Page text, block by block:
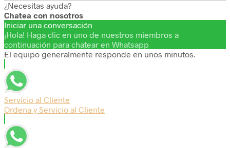
¿Necesitas ayuda?
Chatea con nosotros
Iniciar una conversación
¡Hola! Haga clic en uno de nuestros miembros a
continuación para chatear en Whatsapp
El equipo generalmente responde en unos minutos.
Servicio al Cliente
Ordena y Servicio al Cliente